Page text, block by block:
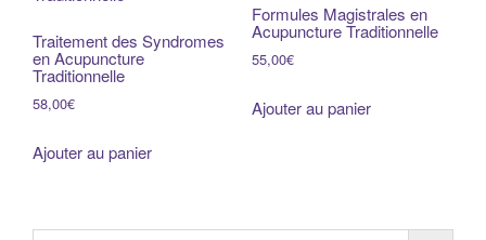
Traitement des Syndromes
en Acupuncture
Traditionnelle
58,00€
Ajouter au panier
Formules Magistrales en
Acupuncture Traditionnelle
55,00€
Ajouter au panier